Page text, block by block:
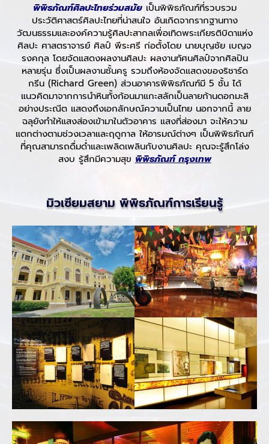
พิพิธภัณฑ์ศิลปะไทยร่วมสมัยเป็นพิพิธภัณฑ์ที่รวบรวม
ประวัติศาสตร์ศิลปะไทยที่น่าสนใจ อันเกิดจากรากฐานทาง
วัฒนธรรมและองค์ความรู้ศิลปะสากลเพื่อเทิดพระเกียรติบิดาแห่ง
ศิลปะ ศาสตราจารย์ ศิลป์ พีระศรี ก่อตั้งโดย นายบุญชัย เบญจ
รงคกุล โดยจัดแสดงผลงานศิลปะ ผลงานทัศนศิลป์จากศิลปิน
หลายรุ่น ซึ่งเป็นผลงานชั้นครู รวมถึงห้องจัดแสดงของริชาร์ด
กรีน (Richard Green) ส่วนอาคารพิพิธภัณฑ์มี 5 ชั้น ได้
แนวคิดมาจากการนำหินทั้งก้อนมาแกะสลักเป็นลายก้านดอกมะลิ
อย่างประณีต แสดงถึงเอกลักษณ์ความเป็นไทย นอกจากนี้ ลาย
ฉลุยังทำให้แสงส่องเข้ามาในตัวอาคาร แสงที่ส่องมา จะให้ความ
แตกต่างตามช่วงเวลาและฤดูกาล ให้อารมณ์ต่างๆ เป็นพิพิธภัณฑ์
ที่คุณสามารถดื่มด่ำและเพลิดเพลินกับงานศิลปะ คุณจะรู้สึกโล่ง
สงบ รู้สึกมีความสุข พิพิธภัณฑ์ กรุงเทพ
มิวเซียมสยาม พิพิธภัณฑ์การเรียนรู้